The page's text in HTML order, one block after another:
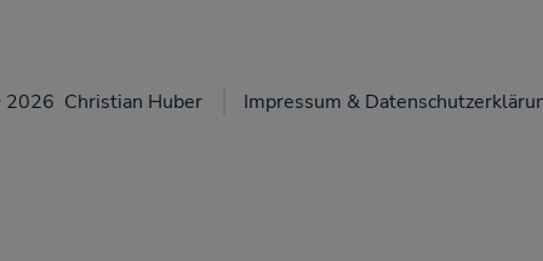
Christian Huber Impressum &